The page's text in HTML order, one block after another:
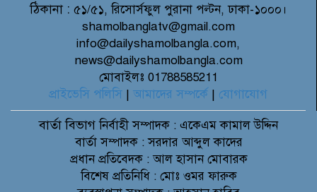
ঠিকানা : ৫১/৫১, রিসোর্সফুল পুরানা পল্টন, ঢাকা-১০০০।
shamolbanglatv@gmail.com
info@dailyshamolbangla.com,
news@dailyshamolbangla.com
মোবাইলঃ 01788585211
প্রাইভেসি পলিসি | আমাদের সম্পর্কে | যোগাযোগ
বার্তা বিভাগনির্বাহী সম্পাদক : একেএম কামাল উদ্দিন
বার্তা সম্পাদক : সরদার আব্দুল কাদের
প্রধান প্রতিবেদক : আল হাসান মোবারক
বিশেষ প্রতিনিধি : মোঃ ওমর ফারুক